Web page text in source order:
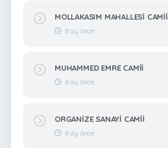
MOLLAKASIM MAHALLESİ CAMİİ
8 ay önce
MUHAMMED EMRE CAMİİ
8 ay önce
ORGANİZE SANAYİ CAMİİ
8 ay önce